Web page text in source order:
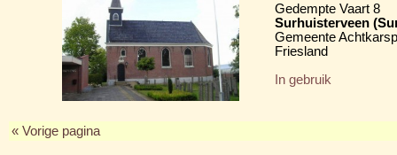
Gedempte Vaart 8
Surhuisterveen
Gemeente
Friesland
In gebruik
« Vorige pagina